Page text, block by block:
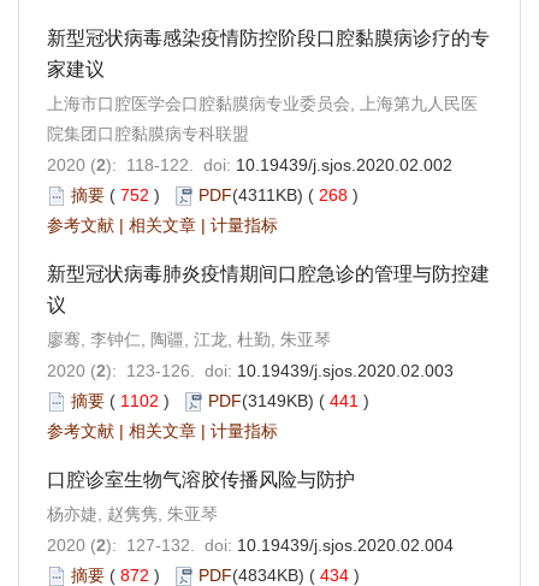
新型冠状病毒感染疫情防控阶段口腔黏膜病诊疗的专
家建议
上海市口腔医学会口腔黏膜病专业委员会, 上海第九人民医
院集团口腔黏膜病专科联盟
2020 (2): 118-122. doi: 10.19439/j.sjos.2020.02.002
摘要 ( 752 ) PDF(4311KB) ( 268 )
参考文献 | 相关文章 | 计量指标
新型冠状病毒肺炎疫情期间口腔急诊的管理与防控建
议
廖骞, 李钟仁, 陶疆, 江龙, 杜勤, 朱亚琴
2020 (2): 123-126. doi: 10.19439/j.sjos.2020.02.003
摘要 ( 1102 ) PDF(3149KB) ( 441 )
参考文献 | 相关文章 | 计量指标
口腔诊室生物气溶胶传播风险与防护
杨亦婕, 赵隽隽, 朱亚琴
2020 (2): 127-132. doi: 10.19439/j.sjos.2020.02.004
摘要 ( 872 ) PDF(4834KB) ( 434 )